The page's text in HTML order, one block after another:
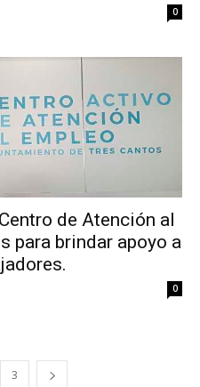
0
de Atención al
para brindar apoyo a
0
3